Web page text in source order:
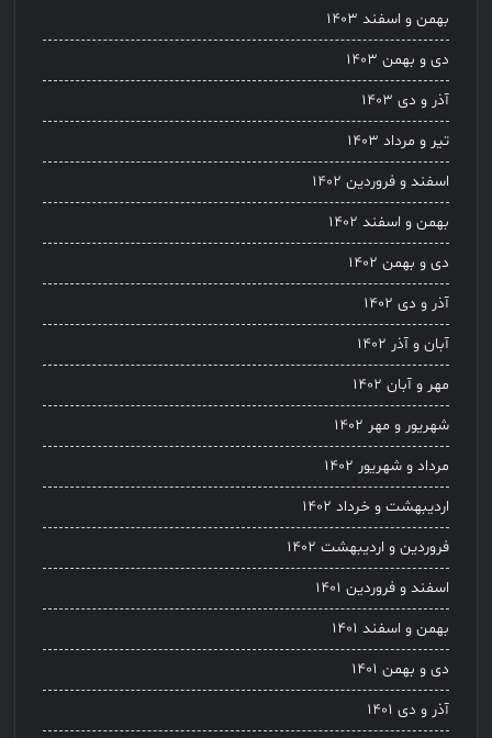
بهمن و اسفند ۱۴۰۳
دی و بهمن ۱۴۰۳
آذر و دی ۱۴۰۳
تیر و مرداد ۱۴۰۳
اسفند و فروردین ۱۴۰۲
بهمن و اسفند ۱۴۰۲
دی و بهمن ۱۴۰۲
آذر و دی ۱۴۰۲
آبان و آذر ۱۴۰۲
مهر و آبان ۱۴۰۲
شهریور و مهر ۱۴۰۲
مرداد و شهریور ۱۴۰۲
اردیبهشت و خرداد ۱۴۰۲
فروردین و اردیبهشت ۱۴۰۲
اسفند و فروردین ۱۴۰۱
بهمن و اسفند ۱۴۰۱
دی و بهمن ۱۴۰۱
آذر و دی ۱۴۰۱